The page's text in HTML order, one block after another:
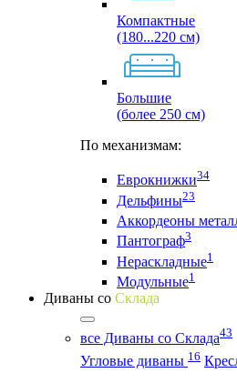
Компактные
(180...220 см)
Большие
(более 250 см)
По механизмам:
Еврокнижки34
Дельфины23
Аккордеоны
Пантограф3
Нераскладные1
Модульные1
Диваны со Склада
все Диваны со Склада43
Угловые диваны 16